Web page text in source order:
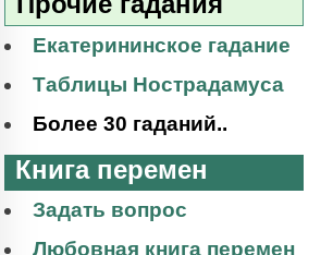
Екатерининское гадание
Таблицы Нострадамуса
Более 30 гаданий..
Книга перемен
Задать вопрос
Любовная книга перемен